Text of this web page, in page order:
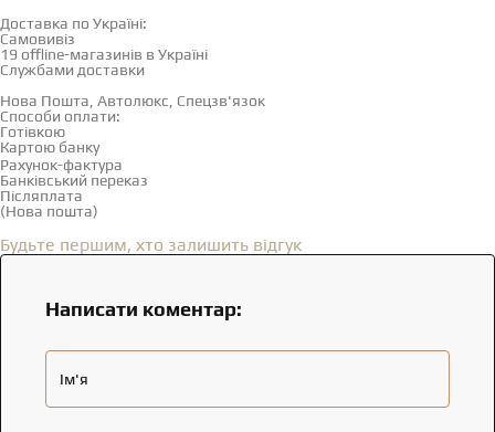
Доставка по Україні:
Самовивіз
19 offline-магазинів в Україні
Службами доставки
Нова Пошта, Автолюкс, Спецзв'язок
Способи оплати:
Готівкою
Картою банку
Рахунок-фактура
Банківський переказ
Післяплата
(Нова пошта)
Будьте першим, хто залишить відгук
Написати коментар:
Ім'я